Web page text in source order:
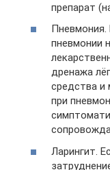
препарат
Пневмония.
пневмонии
дренажа
средства и
при
Ларингит.